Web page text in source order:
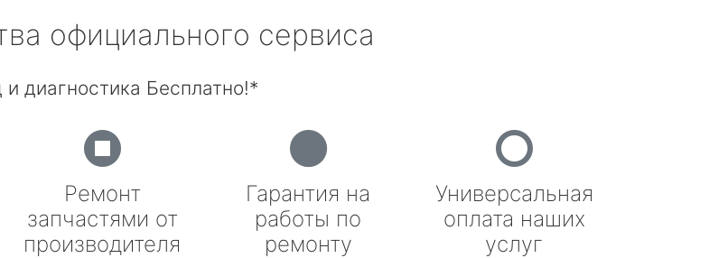
официального сервиса
и диагностика Бесплатно!*
Ремонт
запчастями от
производителя
Гарантия на
работы по
ремонту
Универсальная
оплата наших
услуг